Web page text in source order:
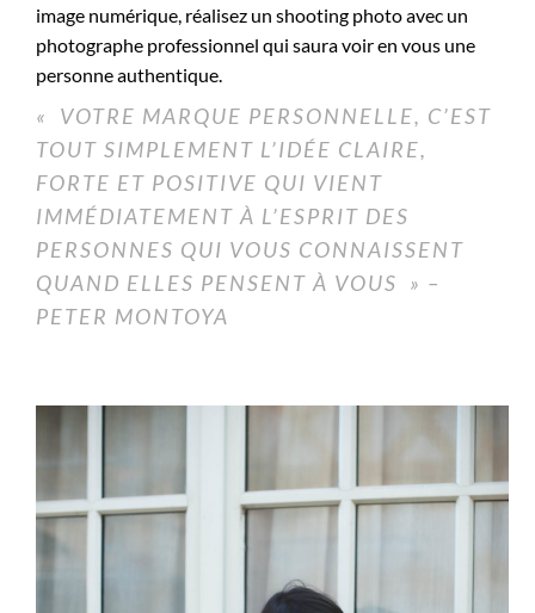
image numérique, réalisez un shooting photo avec un
photographe professionnel qui saura voir en vous une
personne authentique.
«
VOTRE MARQUE PERSONNELLE, C’EST
TOUT SIMPLEMENT L’IDÉE CLAIRE,
FORTE ET POSITIVE QUI VIENT
IMMÉDIATEMENT À L’ESPRIT DES
PERSONNES QUI VOUS CONNAISSENT
QUAND ELLES PENSENT À VOUS » –
PETER MONTOYA